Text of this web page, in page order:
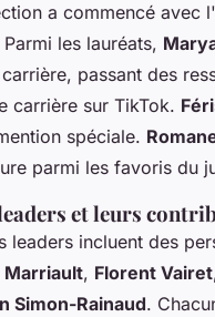
a commencé
les lauréats,
passant des
carrière sur TikTok.
spéciale.
parmi les favoris du
et leurs
leaders incluent des
Marriault, Florent Vairet
Simon-Rainaud.